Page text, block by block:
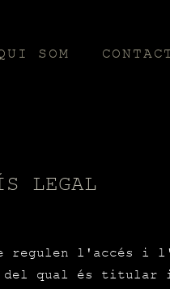
SOM
LEGAL
regulen l'accés i
del qual és